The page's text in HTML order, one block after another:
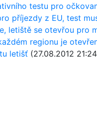
testu pro
příjezdy z EU, test
letiště se otevřou pro
regionu je
letišť (27.08.2012